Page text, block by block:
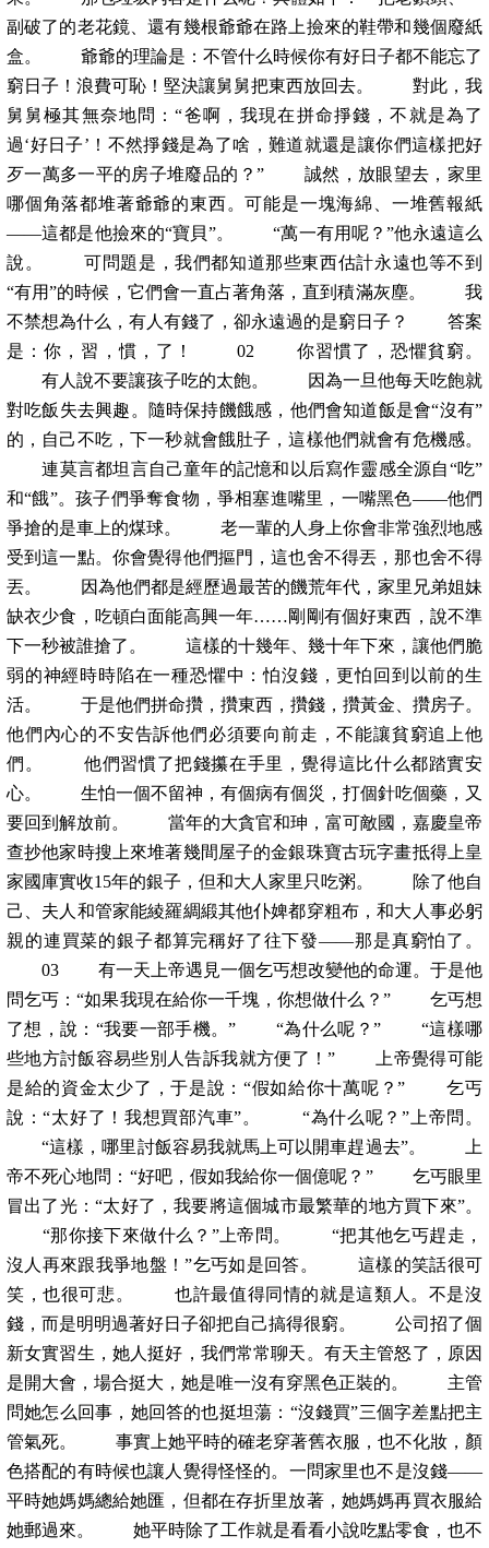
副破了的老花鏡、還有幾根爺爺在路上撿來的鞋帶和幾個廢紙
盒。 爺爺的理論是：不管什么時候你有好日子都不能忘了
窮日子！浪費可恥！堅決讓舅舅把東西放回去。 對此，我
舅舅極其無奈地問：“爸啊，我現在拼命掙錢，不就是為了
過‘好日子’！不然掙錢是為了啥，難道就還是讓你們這樣把好
歹一萬多一平的房子堆廢品的？” 誠然，放眼望去，家里
哪個角落都堆著爺爺的東西。可能是一塊海綿、一堆舊報紙
——這都是他撿來的“寶貝”。 “萬一有用呢？”他永遠這么
說。 可問題是，我們都知道那些東西估計永遠也等不到
“有用”的時候，它們會一直占著角落，直到積滿灰塵。 我
不禁想為什么，有人有錢了，卻永遠過的是窮日子？ 答案
是：你，習，慣，了！ 02 你習慣了，恐懼貧窮。
有人說不要讓孩子吃的太飽。 因為一旦他每天吃飽就
對吃飯失去興趣。隨時保持饑餓感，他們會知道飯是會“沒有”
的，自己不吃，下一秒就會餓肚子，這樣他們就會有危機感。
連莫言都坦言自己童年的記憶和以后寫作靈感全源自“吃”
和“餓”。孩子們爭奪食物，爭相塞進嘴里，一嘴黑色——他們
爭搶的是車上的煤球。 老一輩的人身上你會非常強烈地感
受到這一點。你會覺得他們摳門，這也舍不得丟，那也舍不得
丟。 因為他們都是經歷過最苦的饑荒年代，家里兄弟姐妹
缺衣少食，吃頓白面能高興一年……剛剛有個好東西，說不準
下一秒被誰搶了。 這樣的十幾年、幾十年下來，讓他們脆
弱的神經時時陷在一種恐懼中：怕沒錢，更怕回到以前的生
活。 于是他們拼命攢，攢東西，攢錢，攢黃金、攢房子。
他們內心的不安告訴他們必須要向前走，不能讓貧窮追上他
們。 他們習慣了把錢攥在手里，覺得這比什么都踏實安
心。 生怕一個不留神，有個病有個災，打個針吃個藥，又
要回到解放前。 當年的大貪官和珅，富可敵國，嘉慶皇帝
查抄他家時搜上來堆著幾間屋子的金銀珠寶古玩字畫抵得上皇
家國庫實收15年的銀子，但和大人家里只吃粥。 除了他自
己、夫人和管家能綾羅綢緞其他仆婢都穿粗布，和大人事必躬
親的連買菜的銀子都算完稱好了往下發——那是真窮怕了。
03 有一天上帝遇見一個乞丐想改變他的命運。于是他
問乞丐：“如果我現在給你一千塊，你想做什么？” 乞丐想
了想，說：“我要一部手機。” “為什么呢？” “這樣哪
些地方討飯容易些別人告訴我就方便了！” 上帝覺得可能
是給的資金太少了，于是說：“假如給你十萬呢？” 乞丐
說：“太好了！我想買部汽車”。 “為什么呢？”上帝問。
“這樣，哪里討飯容易我就馬上可以開車趕過去”。 上
帝不死心地問：“好吧，假如我給你一個億呢？” 乞丐眼里
冒出了光：“太好了，我要將這個城市最繁華的地方買下來”。
“那你接下來做什么？”上帝問。 “把其他乞丐趕走，
沒人再來跟我爭地盤！”乞丐如是回答。 這樣的笑話很可
笑，也很可悲。 也許最值得同情的就是這類人。不是沒
錢，而是明明過著好日子卻把自己搞得很窮。 公司招了個
新女實習生，她人挺好，我們常常聊天。有天主管怒了，原因
是開大會，場合挺大，她是唯一沒有穿黑色正裝的。 主管
問她怎么回事，她回答的也挺坦蕩：“沒錢買”三個字差點把主
管氣死。 事實上她平時的確老穿著舊衣服，也不化妝，顏
色搭配的有時候也讓人覺得怪怪的。一問家里也不是沒錢——
平時她媽媽總給她匯，但都在存折里放著，她媽媽再買衣服給
她郵過來。 她平時除了工作就是看看小說吃點零食，也不